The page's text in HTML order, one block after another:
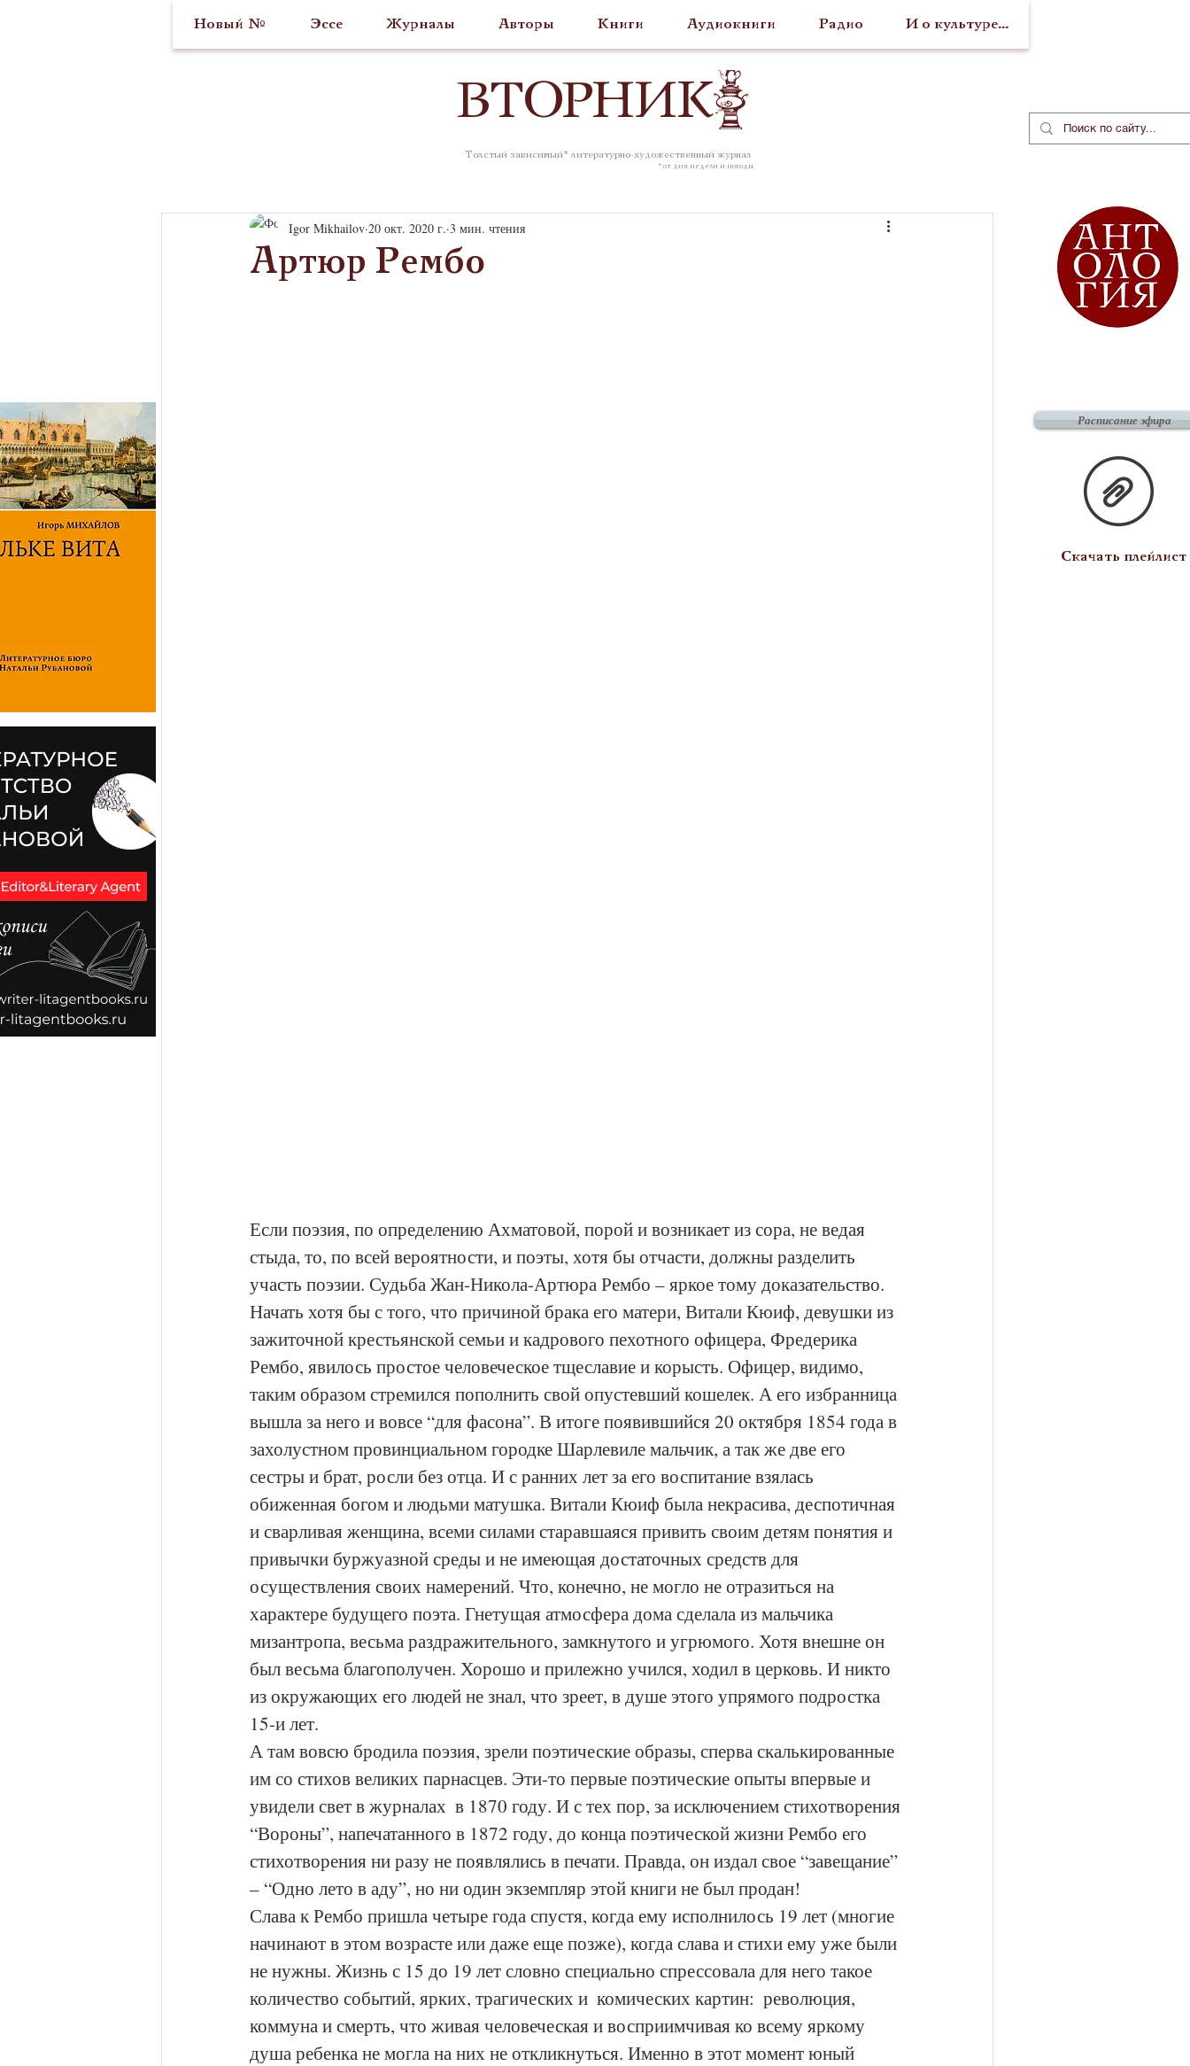
Новый № Эссе Журналы Авторы Книги Аудиокниги Радио И о культуре...
ВТОРНИК
Толстый зависимый* литературно-художественный журнал
* от дня недели и погоды
Артюр Рембо
Igor Mikhailov 20 окт. 2020 г. 3 мин. чтения
Если поэзия, по определению Ахматовой, порой и возникает из сора, не ведая
стыда, то, по всей вероятности, и поэты, хотя бы отчасти, должны разделить
участь поэзии. Судьба Жан-Никола-Артюра Рембо – яркое тому доказательство.
Начать хотя бы с того, что причиной брака его матери, Витали Кюиф, девушки из
зажиточной крестьянской семьи и кадрового пехотного офицера, Фредерика
Рембо, явилось простое человеческое тщеславие и корысть. Офицер, видимо,
таким образом стремился пополнить свой опустевший кошелек. А его избранница
вышла за него и вовсе “для фасона”. В итоге появившийся 20 октября 1854 года в
захолустном провинциальном городке Шарлевиле мальчик, а так же две его
сестры и брат, росли без отца. И с ранних лет за его воспитание взялась
обиженная богом и людьми матушка. Витали Кюиф была некрасива, деспотичная
и сварливая женщина, всеми силами старавшаяся привить своим детям понятия и
привычки буржуазной среды и не имеющая достаточных средств для
осуществления своих намерений. Что, конечно, не могло не отразиться на
характере будущего поэта. Гнетущая атмосфера дома сделала из мальчика
мизантропа, весьма раздражительного, замкнутого и угрюмого. Хотя внешне он
был весьма благополучен. Хорошо и прилежно учился, ходил в церковь. И никто
из окружающих его людей не знал, что зреет, в душе этого упрямого подростка
15-и лет.
А там вовсю бродила поэзия, зрели поэтические образы, сперва скалькированные
им со стихов великих парнасцев. Эти-то первые поэтические опыты впервые и
увидели свет в журналах  в 1870 году. И с тех пор, за исключением стихотворения
“Вороны”, напечатанного в 1872 году, до конца поэтической жизни Рембо его
стихотворения ни разу не появлялись в печати. Правда, он издал свое “завещание”
– “Одно лето в аду”, но ни один экземпляр этой книги не был продан!
Слава к Рембо пришла четыре года спустя, когда ему исполнилось 19 лет (многие
начинают в этом возрасте или даже еще позже), когда слава и стихи ему уже были
не нужны. Жизнь с 15 до 19 лет словно специально спрессовала для него такое
количество событий, ярких, трагических и  комических картин:  революция,
коммуна и смерть, что живая человеческая и восприимчивая ко всему яркому
душа ребенка не могла на них не откликнуться. Именно в этот момент юный
Расписание эфира
Скачать плейлист